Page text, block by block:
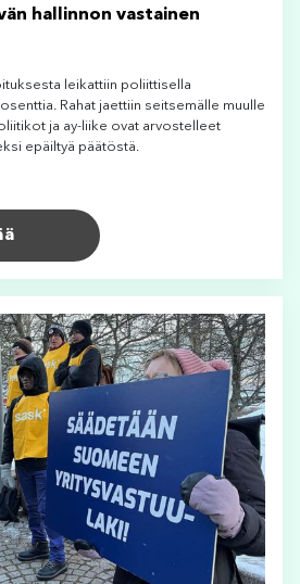
hallinnon vastainen
leikattiin poliittisella
Rahat jaettiin seitsemälle muulle
ja ay-liike ovat arvostelleet
epäiltyä päätöstä.